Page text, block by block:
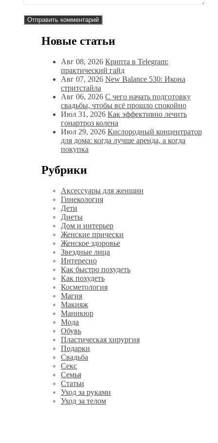
Новые статьи
Авг 08, 2026 Крипта в Telegram:
практический гайд
Авг 07, 2026 New Balance 530: Икона
стритстайла
Авг 06, 2026 С чего начать подготовку
свадьбы, чтобы всё прошло спокойно
Июл 31, 2026 Как эффективно лечить
гонартроз колена
Июл 29, 2026 Кислородный концентратор
для дома: когда лучше аренда, а когда
покупка
Рубрики
Аксессуары для женщин
Гинекология
Дети
Диеты
Дом и интерьер
Женские прически
Женское здоровье
Звездные лица
Интересно
Как быстро похудеть
Как похудеть
Косметология
Магия
Макияж
Маникюр
Мода
Обувь
Пластическая хирургия
Подарки
Свадьба
Секс
Семья
Статьи
Уход за руками
Уход за телом